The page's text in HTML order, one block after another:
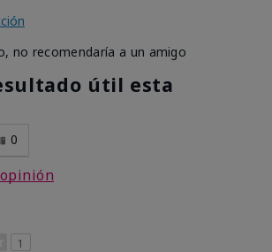
no recomendaría a un amigo
útil esta
0
1